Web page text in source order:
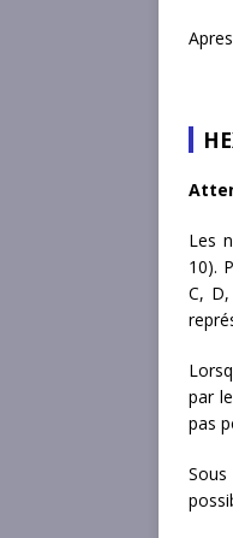
Les
10).
C,
par
pas